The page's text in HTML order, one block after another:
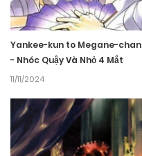
Yankee-kun to Megane-chan
- Nhóc Quậy Và Nhỏ 4 Mắt
11/11/2024